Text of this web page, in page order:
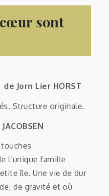
sont
Jorn Lier HORST
Structure originale.
l’unique famille
île. Une vie de dur
de gravité et où